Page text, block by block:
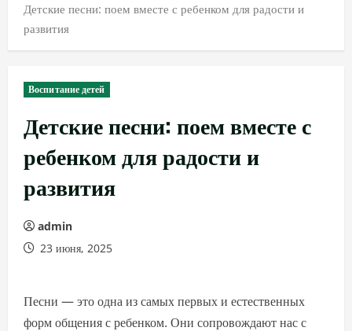
Детские песни: поем вместе с ребенком для радости и
развития
Воспитание детей
Детские песни: поем вместе с
ребенком для радости и
развития
admin
23 июня, 2025
Песни — это одна из самых первых и естественных
форм общения с ребенком. Они сопровождают нас с